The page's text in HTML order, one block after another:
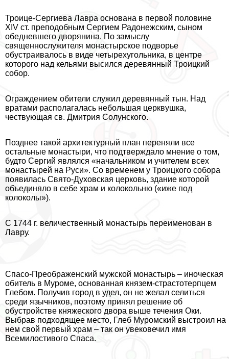
Троице-Сергиева Лавра основана в первой половине
XIV ст. преподобным Сергием Радонежским, сыном
обедневшего дворянина. По замыслу
священнослужителя монастырское подворье
обустраивалось в виде четырехугольника, в центре
которого над кельями высился деревянный Троицкий
собор.
Ограждением обители служил деревянный тын. Над
вратами располагалась небольшая церквушка,
чествующая св. Дмитрия Солунского.
Позднее такой архитектурный план переняли все
остальные монастыри, что подтверждало мнение о том,
будто Сергий являлся «начальником и учителем всех
монастырей на Руси». Со временем у Троицкого собора
появилась Свято-Духовская церковь, здание которой
объединяло в себе храм и колокольню («иже под
колоколы»).
С 1744 г. величественный монастырь переименован в
Лавру.
Спасо-Преображенский мужской монастырь – иноческая
обитель в Муроме, основанная князем-страстотерпцем
Глебом. Получив город в удел, он не желал селиться
среди язычников, поэтому принял решение об
обустройстве княжеского двора выше течения Оки.
Выбрав подходящее место, Глеб Муромский выстроил на
нем свой первый храм – так он увековечил имя
Всемилостивого Спаса.